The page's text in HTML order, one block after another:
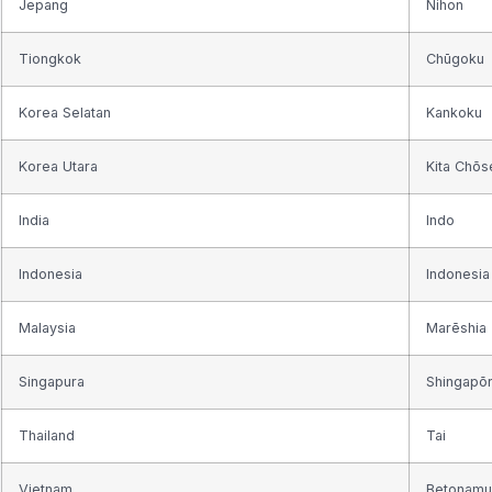
Jepang Nihon
Tiongkok Chūgoku
Korea Selatan Kankoku
Korea Utara Kita
India Indo
Indonesia Indonesia
Malaysia Marēshia
Singapura
Thailand Tai